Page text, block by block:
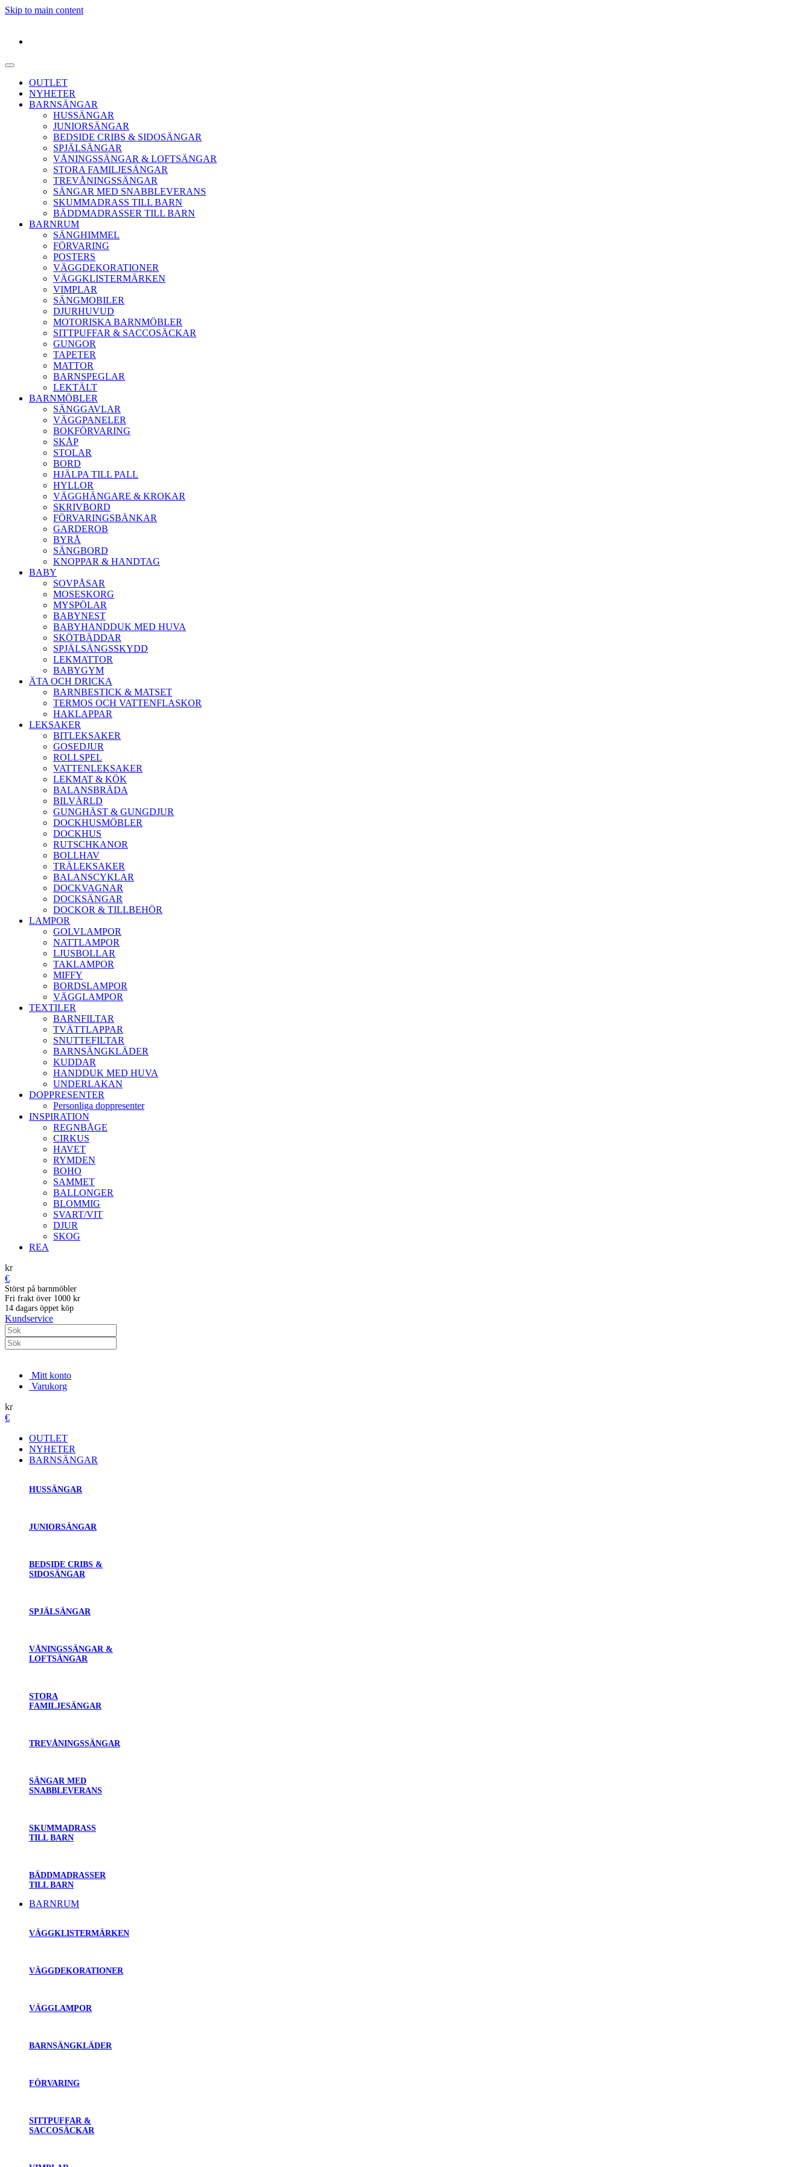
Skip to main content
OUTLET
NYHETER
BARNSÄNGAR
HUSSÄNGAR
JUNIORSÄNGAR
BEDSIDE CRIBS & SIDOSÄNGAR
SPJÄLSÄNGAR
VÅNINGSSÄNGAR & LOFTSÄNGAR
STORA FAMILJESÄNGAR
TREVÅNINGSSÄNGAR
SÄNGAR MED SNABBLEVERANS
SKUMMADRASS TILL BARN
BÄDDMADRASSER TILL BARN
BARNRUM
SÄNGHIMMEL
FÖRVARING
POSTERS
VÄGGDEKORATIONER
VÄGGKLISTERMÄRKEN
VIMPLAR
SÄNGMOBILER
DJURHUVUD
MOTORISKA BARNMÖBLER
SITTPUFFAR & SACCOSÄCKAR
GUNGOR
TAPETER
MATTOR
BARNSPEGLAR
LEKTÄLT
BARNMÖBLER
SÄNGGAVLAR
VÄGGPANELER
BOKFÖRVARING
SKÅP
STOLAR
BORD
HJÄLPA TILL PALL
HYLLOR
VÄGGHÄNGARE & KROKAR
SKRIVBORD
FÖRVARINGSBÄNKAR
GARDEROB
BYRÅ
SÄNGBORD
KNOPPAR & HANDTAG
BABY
SOVPÅSAR
MOSESKORG
MYSPÖLAR
BABYNEST
BABYHANDDUK MED HUVA
SKÖTBÄDDAR
SPJÄLSÄNGSSKYDD
LEKMATTOR
BABYGYM
ÄTA OCH DRICKA
BARNBESTICK & MATSET
TERMOS OCH VATTENFLASKOR
HAKLAPPAR
LEKSAKER
BITLEKSAKER
GOSEDJUR
ROLLSPEL
VATTENLEKSAKER
LEKMAT & KÖK
BALANSBRÄDA
BILVÄRLD
GUNGHÄST & GUNGDJUR
DOCKHUSMÖBLER
DOCKHUS
RUTSCHKANOR
BOLLHAV
TRÄLEKSAKER
BALANSCYKLAR
DOCKVAGNAR
DOCKSÄNGAR
DOCKOR & TILLBEHÖR
LAMPOR
GOLVLAMPOR
NATTLAMPOR
LJUSBOLLAR
TAKLAMPOR
MIFFY
BORDSLAMPOR
VÄGGLAMPOR
TEXTILER
BARNFILTAR
TVÄTTLAPPAR
SNUTTEFILTAR
BARNSÄNGKLÄDER
KUDDAR
HANDDUK MED HUVA
UNDERLAKAN
DOPPRESENTER
Personliga doppresenter
INSPIRATION
REGNBÅGE
CIRKUS
HAVET
RYMDEN
BOHO
SAMMET
BALLONGER
BLOMMIG
SVART/VIT
DJUR
SKOG
REA
kr
€
Störst på barnmöbler
Fri frakt över 1000 kr
14 dagars öppet köp
Kundservice
Mitt konto
Varukorg
kr
€
OUTLET
NYHETER
BARNSÄNGAR
HUSSÄNGAR
JUNIORSÄNGAR
BEDSIDE CRIBS &
SIDOSÄNGAR
SPJÄLSÄNGAR
VÅNINGSSÄNGAR &
LOFTSÄNGAR
STORA
FAMILJESÄNGAR
TREVÅNINGSSÄNGAR
SÄNGAR MED
SNABBLEVERANS
SKUMMADRASS
TILL BARN
BÄDDMADRASSER
TILL BARN
BARNRUM
VÄGGKLISTERMÄRKEN
VÄGGDEKORATIONER
VÄGGLAMPOR
BARNSÄNGKLÄDER
FÖRVARING
SITTPUFFAR &
SACCOSÄCKAR